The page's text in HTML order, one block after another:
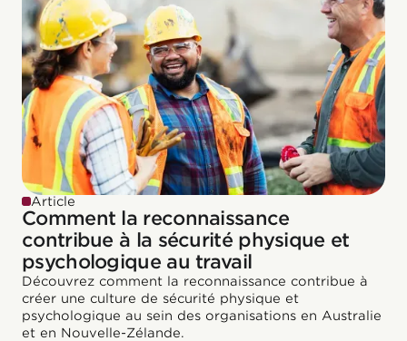
Article
Comment la reconnaissance
contribue à la sécurité physique et
psychologique au travail
Découvrez comment la reconnaissance contribue à
créer une culture de sécurité physique et
psychologique au sein des organisations en Australie
et en Nouvelle-Zélande.